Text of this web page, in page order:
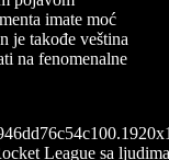
imate moć
je takođe veština
na fenomenalne